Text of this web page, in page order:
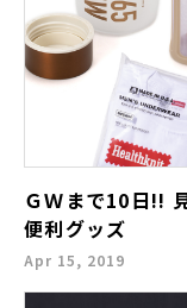
ＧＷまで10日!!
便利グッズ
Apr 15, 2019